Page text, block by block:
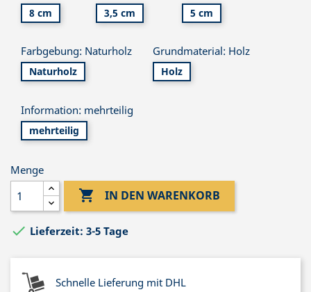
8 cm 3,5 cm 5 cm
Farbgebung: Naturholz
Naturholz
Grundmaterial: Holz
Holz
Information: mehrteilig
mehrteilig
Menge
 IN DEN WARENKORB
 Lieferzeit: 3-5 Tage
Schnelle Lieferung mit DHL